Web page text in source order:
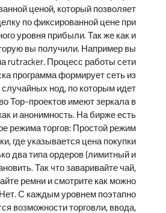
ценой, который позволяет
по фиксированной цене при
уровня прибыли. Так же как и
вы получили. Например вы
rutracker. Процесс работы сети
программа формирует сеть из
нод, по которым идет
Тор-проектов имеют зеркала в
и анонимность. На бирже есть
режима торгов: Простой режим
где указывается цена покупки
два типа ордеров (лимитный и
Так что заваривайте чай,
ремни и смотрите как можно
С каждым уровнем поэтапно
возможности торговли, ввода,